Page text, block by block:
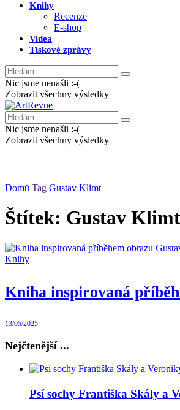
Knihy
Recenze
E-shop
Videa
Tiskové zprávy
Nic jsme nenašli :-(
Zobrazit všechny výsledky
Nic jsme nenašli :-(
Zobrazit všechny výsledky
Domů Tag Gustav Klimt
Štítek: Gustav Klimt
Knihy
Kniha inspirovaná
13/05/2025
Nejčtenější ...
Psí sochy Františka Skály a